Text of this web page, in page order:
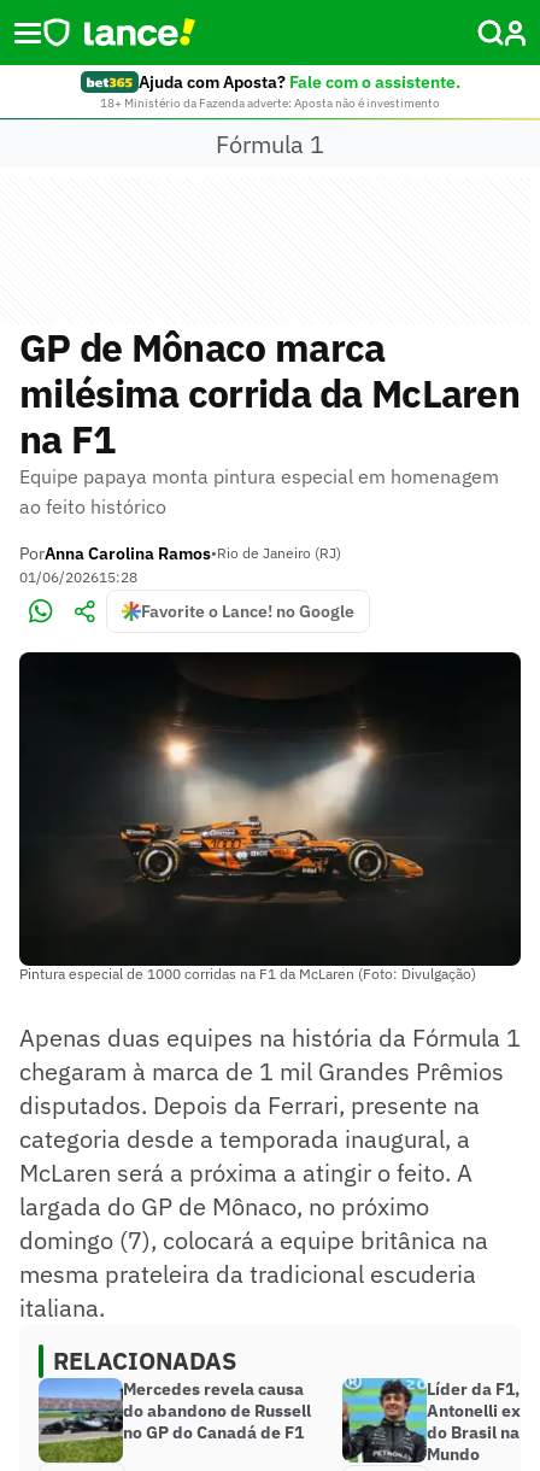
Ajuda com Aposta? Fale com o assistente.
18+ Ministério da Fazenda adverte: Aposta não é investimento
Fórmula 1
GP de Mônaco marca
milésima corrida da McLaren
na F1
Equipe papaya monta pintura especial em homenagem
ao feito histórico
PorAnna Carolina Ramos•Rio de Janeiro (RJ)
01/06/202615:28
Favorite o Lance! no Google
Pintura especial de 1000 corridas na F1 da McLaren (Foto: Divulgação)
Apenas duas equipes na história da Fórmula 1
chegaram à marca de 1 mil Grandes Prêmios
disputados. Depois da Ferrari, presente na
categoria desde a temporada inaugural, a
McLaren será a próxima a atingir o feito. A
largada do GP de Mônaco, no próximo
domingo (7), colocará a equipe britânica na
mesma prateleira da tradicional escuderia
italiana.
RELACIONADAS
Mercedes revela causa
do abandono de Russell
no GP do Canadá de F1
Líder da F1,
Antonelli
do Brasil na
Mundo